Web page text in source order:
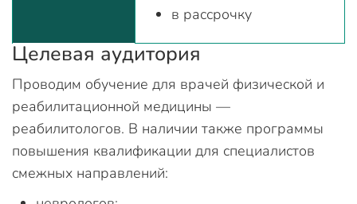
в рассрочку
Целевая аудитория
Проводим обучение для врачей физической и
реабилитационной медицины —
реабилитологов. В наличии также программы
повышения квалификации для специалистов
смежных направлений: